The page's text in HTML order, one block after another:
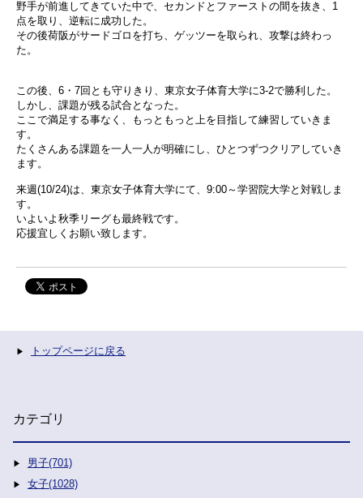
野手が前進してきていた中で、セカンドとファーストの間を抜き、1
点を取り、逆転に成功した。
その後荷阪がサードゴロを打ち、ゲッツーを取られ、攻撃は終わっ
た。
この後、6・7回とも守りきり、東京女子体育大学に3-2で勝利した。
しかし、課題が残る試合となった。
ここで満足する事なく、もっともっと上を目指して練習していきま
す。
たくさんある課題を一人一人が明確にし、ひとつずつクリアしていき
ます。
来週(10/24)は、東京女子体育大学にて、9:00～学習院大学と対戦しま
す。
いよいよ秋季リーグも最終戦です。
応援宜しくお願い致します。
トップページに戻る
カテゴリ
男子(701)
女子(1028)